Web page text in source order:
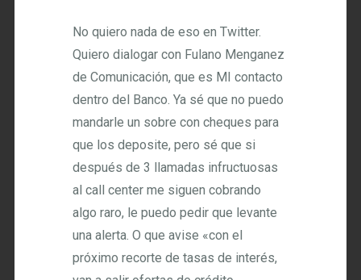
No quiero nada de eso en Twitter.
Quiero dialogar con Fulano Menganez
de Comunicación, que es MI contacto
dentro del Banco. Ya sé que no puedo
mandarle un sobre con cheques para
que los deposite, pero sé que si
después de 3 llamadas infructuosas
al call center me siguen cobrando
algo raro, le puedo pedir que levante
una alerta. O que avise «con el
próximo recorte de tasas de interés,